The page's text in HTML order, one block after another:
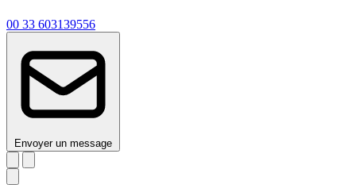
00 33 603139556
Envoyer un message